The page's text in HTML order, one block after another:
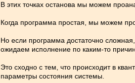
В этих точках останова мы можем
Когда программа простая, мы можем
Но если программа достаточно
ожидаем исполнение по каким-то
Это сходно с тем, что происходит в
параметры состояния системы.